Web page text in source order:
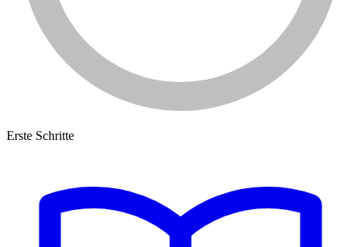
Erste Schritte